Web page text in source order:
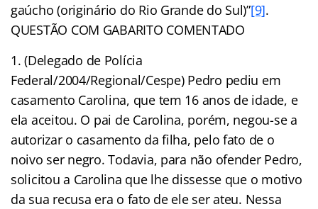
gaúcho (originário do Rio Grande do Sul)”[9].
QUESTÃO COM GABARITO COMENTADO
(Delegado de Polícia
Federal/2004/Regional/Cespe) Pedro pediu em
casamento Carolina, que tem 16 anos de idade, e
ela aceitou. O pai de Carolina, porém, negou-se a
autorizar o casamento da filha, pelo fato de o
noivo ser negro. Todavia, para não ofender Pedro,
solicitou a Carolina que lhe dissesse que o motivo
da sua recusa era o fato de ele ser ateu. Nessa